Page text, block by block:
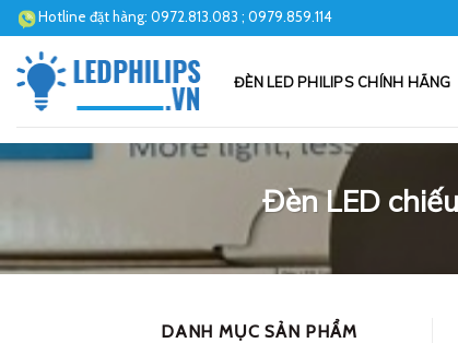
Skip
to
content
Hotline đặt hàng: 0972.813.083 ; 0979.859.114
ĐÈN LED PHILIPS CHÍNH HÃNG
Đèn LED
DANH MỤC SẢN PHẨM